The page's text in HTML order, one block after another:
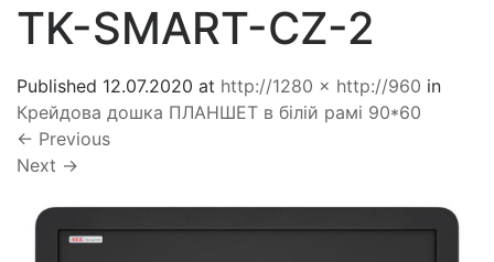
TK-SMART-CZ-2
Published 12.07.2020 at http://1280 × http://960 in
Крейдова дошка ПЛАНШЕТ в білій рамі 90*60
← Previous
Next →